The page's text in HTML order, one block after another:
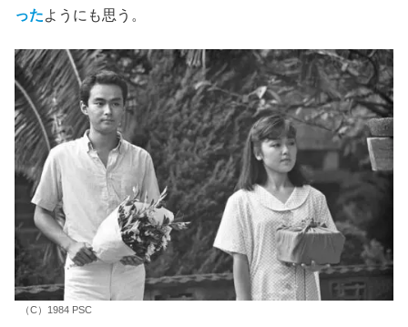
ったようにも思う。
（C）1984 PSC